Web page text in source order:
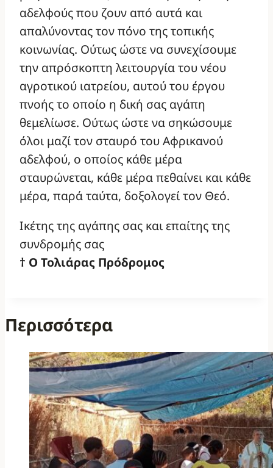
αδελφούς που ζουν από αυτά και
απαλύνοντας τον πόνο της τοπικής
κοινωνίας. Ούτως ώστε να συνεχίσουμε
την απρόσκοπτη λειτουργία του νέου
αγροτικού ιατρείου, αυτού του έργου
πνοής το οποίο η δική σας αγάπη
θεμελίωσε. Ούτως ώστε να σηκώσουμε
όλοι μαζί τον σταυρό του Αφρικανού
αδελφού, ο οποίος κάθε μέρα
σταυρώνεται, κάθε μέρα πεθαίνει και κάθε
μέρα, παρά ταύτα, δοξολογεί τον Θεό.
Ικέτης της αγάπης σας και επαίτης της
συνδρομής σας
† Ο Τολιάρας Πρόδρομος
Περισσότερα